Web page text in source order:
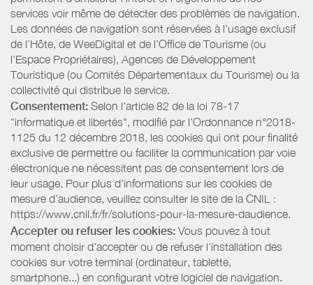
services voir même de détecter des problèmes de navigation.
Les données de navigation sont réservées à l’usage exclusif
de l’Hôte, de WeeDigital et de l’Office de Tourisme (ou
l'Espace Propriétaires), Agences de Développement
Touristique (ou Comités Départementaux du Tourisme) ou la
collectivité qui distribue le service.
Consentement: Selon l'article 82 de la loi 78-17
"informatique et libertés", modifié par l'Ordonnance n°2018-
1125 du 12 décembre 2018, les cookies qui ont pour finalité
exclusive de permettre ou faciliter la communication par voie
électronique ne nécessitent pas de consentement lors de
leur usage. Pour plus d’informations sur les cookies de
mesure d’audience, veuillez consulter le site de la CNIL :
https://www.cnil.fr/fr/solutions-pour-la-mesure-daudience.
Accepter ou refuser les cookies: Vous pouvez à tout
moment choisir d’accepter ou de refuser l’installation des
cookies sur votre terminal (ordinateur, tablette,
smartphone...) en configurant votre logiciel de navigation.